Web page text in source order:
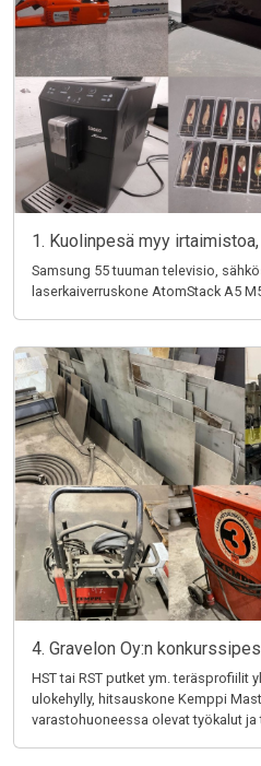
1. Kuolinpesä myy irtaimistoa,
Samsung 55 tuuman televisio,
laserkaiverruskone AtomStack A5
4. Gravelon Oy:n
HST tai RST putket ym. teräsprofiilit
ulokehylly, hitsauskone Kemppi
varastohuoneessa olevat työkalut ja